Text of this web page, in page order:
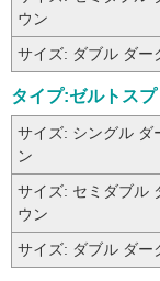
ウン
サイズ: ダブル ダー
タイプ:ゼルトス
サイズ: シングル ダ
ン
サイズ: セミダブル
ウン
サイズ: ダブル ダー